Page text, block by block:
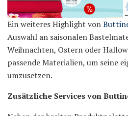
Ein weiteres Highlight von
Auswahl an saisonalen
Weihnachten, Ostern oder
passende Materialien, um seine
umzusetzen.
Zusätzliche Services von